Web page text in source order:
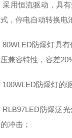
采用恒流驱动，具
式，停电自动转换电
80WLED防爆灯具
压兼容特性，容差
100WLED防爆灯的
RLB97LED防爆泛
的冲击；